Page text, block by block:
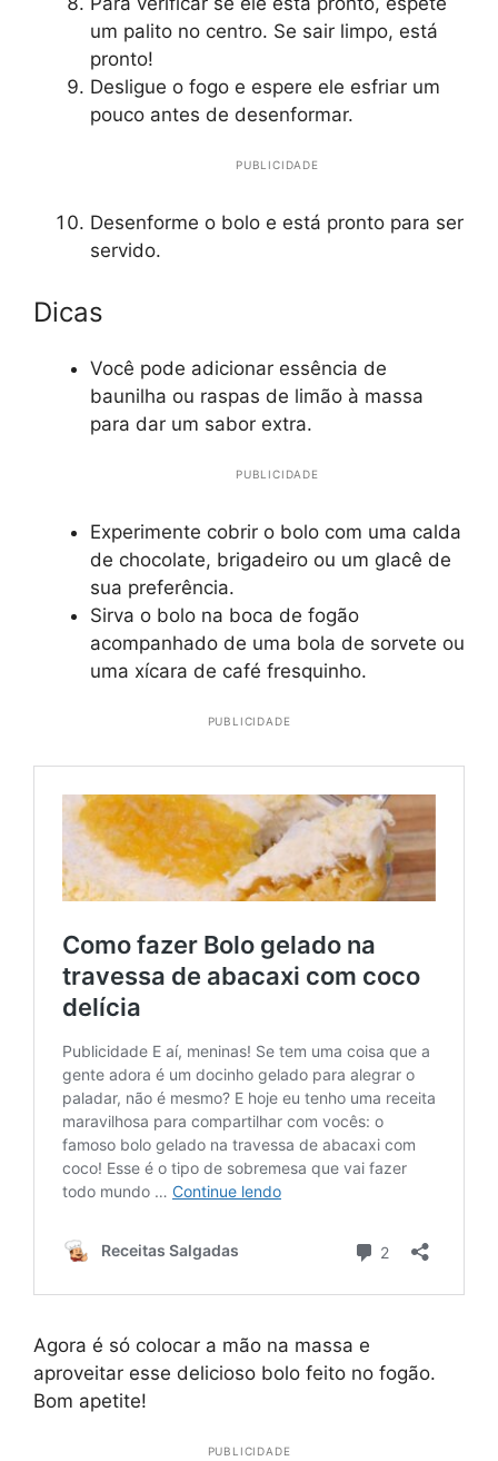
um palito no centro. Se sair limpo, está
pronto!
Desligue o fogo e espere ele esfriar um
pouco antes de desenformar.
PUBLICIDADE
Desenforme o bolo e está pronto para ser
servido.
Dicas
Você pode adicionar essência de
baunilha ou raspas de limão à massa
para dar um sabor extra.
PUBLICIDADE
Experimente cobrir o bolo com uma calda
de chocolate, brigadeiro ou um glacê de
sua preferência.
Sirva o bolo na boca de fogão
acompanhado de uma bola de sorvete ou
uma xícara de café fresquinho.
PUBLICIDADE
Agora é só colocar a mão na massa e
aproveitar esse delicioso bolo feito no fogão.
Bom apetite!
PUBLICIDADE